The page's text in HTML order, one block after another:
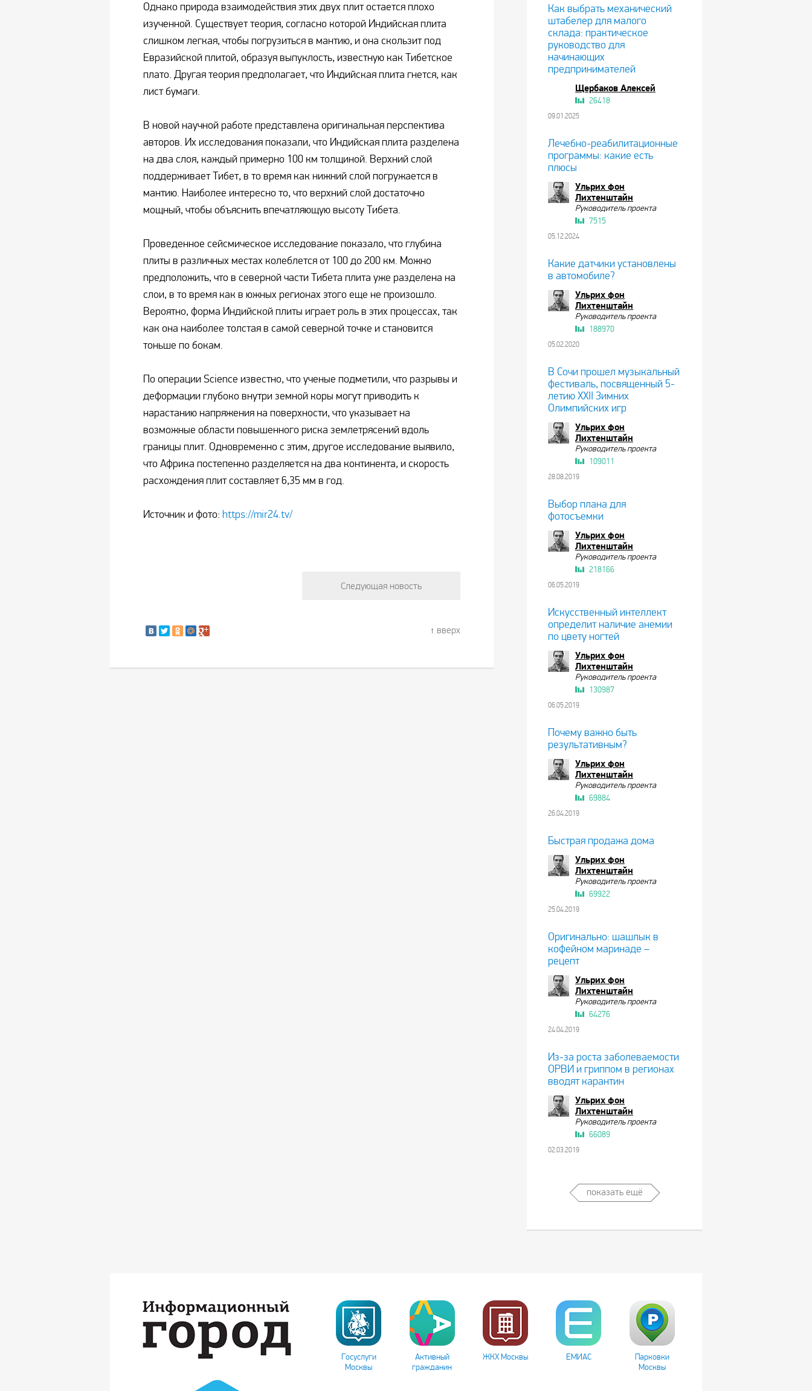
Как выбрать механический
штабелер для малого
склада: практическое
руководство для
начинающих
предпринимателей
Щербаков Алексей
26418
09.01.2025
Лечебно-реабилитационные
программы: какие есть
плюсы
Ульрих фон
Лихтенштайн
Руководитель проекта
7515
05.12.2024
Какие датчики установлены
в автомобиле?
Ульрих фон
Лихтенштайн
Руководитель проекта
188970
05.02.2020
В Сочи прошел музыкальный
фестиваль, посвященный 5-
летию XXII Зимних
Олимпийских игр
Ульрих фон
Лихтенштайн
Руководитель проекта
109011
28.08.2019
Выбор плана для
фотосъемки
Ульрих фон
Лихтенштайн
Руководитель проекта
218166
06.05.2019
Искусственный интеллект
определит наличие анемии
по цвету ногтей
Ульрих фон
Лихтенштайн
Руководитель проекта
130987
06.05.2019
Почему важно быть
результативным?
Ульрих фон
Лихтенштайн
Руководитель проекта
69884
26.04.2019
Быстрая продажа дома
Ульрих фон
Лихтенштайн
Руководитель проекта
69922
25.04.2019
Оригинально: шашлык в
кофейном маринаде –
рецепт
Ульрих фон
Лихтенштайн
Руководитель проекта
64276
24.04.2019
Из-за роста заболеваемости
ОРВИ и гриппом в регионах
вводят карантин
Ульрих фон
Лихтенштайн
Руководитель проекта
66089
02.03.2019
показать ещё
Однако природа взаимодействия этих двух плит остается плохо
изученной. Существует теория, согласно которой Индийская плита
слишком легкая, чтобы погрузиться в мантию, и она скользит под
Евразийской плитой, образуя выпуклость, известную как Тибетское
плато. Другая теория предполагает, что Индийская плита гнется, как
лист бумаги.
В новой научной работе представлена оригинальная перспектива
авторов. Их исследования показали, что Индийская плита разделена
на два слоя, каждый примерно 100 км толщиной. Верхний слой
поддерживает Тибет, в то время как нижний слой погружается в
мантию. Наиболее интересно то, что верхний слой достаточно
мощный, чтобы объяснить впечатляющую высоту Тибета.
Проведенное сейсмическое исследование показало, что глубина
плиты в различных местах колеблется от 100 до 200 км. Можно
предположить, что в северной части Тибета плита уже разделена на
слои, в то время как в южных регионах этого еще не произошло.
Вероятно, форма Индийской плиты играет роль в этих процессах, так
как она наиболее толстая в самой северной точке и становится
тоньше по бокам.
По операции Science известно, что ученые подметили, что разрывы и
деформации глубоко внутри земной коры могут приводить к
нарастанию напряжения на поверхности, что указывает на
возможные области повышенного риска землетрясений вдоль
границы плит. Одновременно с этим, другое исследование выявило,
что Африка постепенно разделяется на два континента, и скорость
расхождения плит составляет 6,35 мм в год.
Источник и фото: https://mir24.tv/
Следующая новость
вверх
Госуслуги
Москвы
Активный
гражданин
ЖКХ Москвы ЕМИАС
Парковки
Москвы